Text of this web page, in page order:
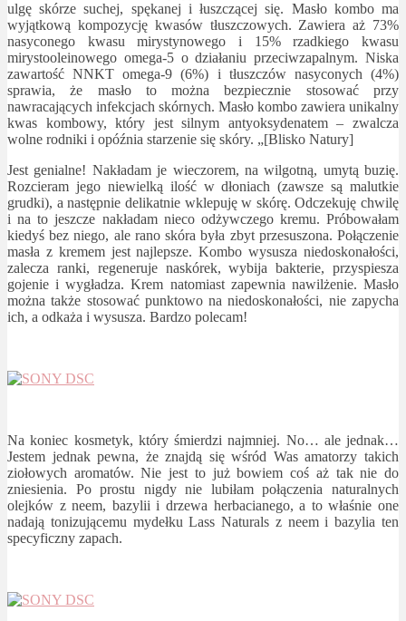
ulgę skórze suchej, spękanej i łuszczącej się. Masło kombo ma
wyjątkową kompozycję kwasów tłuszczowych. Zawiera aż 73%
nasyconego kwasu mirystynowego i 15% rzadkiego kwasu
mirystooleinowego omega-5 o działaniu przeciwzapalnym. Niska
zawartość NNKT omega-9 (6%) i tłuszczów nasyconych (4%)
sprawia, że masło to można bezpiecznie stosować przy
nawracających infekcjach skórnych. Masło kombo zawiera unikalny
kwas kombowy, który jest silnym antyoksydenatem – zwalcza
wolne rodniki i opóźnia starzenie się skóry. „[Blisko Natury]
Jest genialne! Nakładam je wieczorem, na wilgotną, umytą buzię.
Rozcieram jego niewielką ilość w dłoniach (zawsze są malutkie
grudki), a następnie delikatnie wklepuję w skórę. Odczekuję chwilę
i na to jeszcze nakładam nieco odżywczego kremu. Próbowałam
kiedyś bez niego, ale rano skóra była zbyt przesuszona. Połączenie
masła z kremem jest najlepsze. Kombo wysusza niedoskonałości,
zalecza ranki, regeneruje naskórek, wybija bakterie, przyspiesza
gojenie i wygładza. Krem natomiast zapewnia nawilżenie. Masło
można także stosować punktowo na niedoskonałości, nie zapycha
ich, a odkaża i wysusza. Bardzo polecam!
Na koniec kosmetyk, który śmierdzi najmniej. No… ale jednak…
Jestem jednak pewna, że znajdą się wśród Was amatorzy takich
ziołowych aromatów. Nie jest to już bowiem coś aż tak nie do
zniesienia. Po prostu nigdy nie lubiłam połączenia naturalnych
olejków z neem, bazylii i drzewa herbacianego, a to właśnie one
nadają tonizującemu mydełku Lass Naturals z neem i bazylia ten
specyficzny zapach.